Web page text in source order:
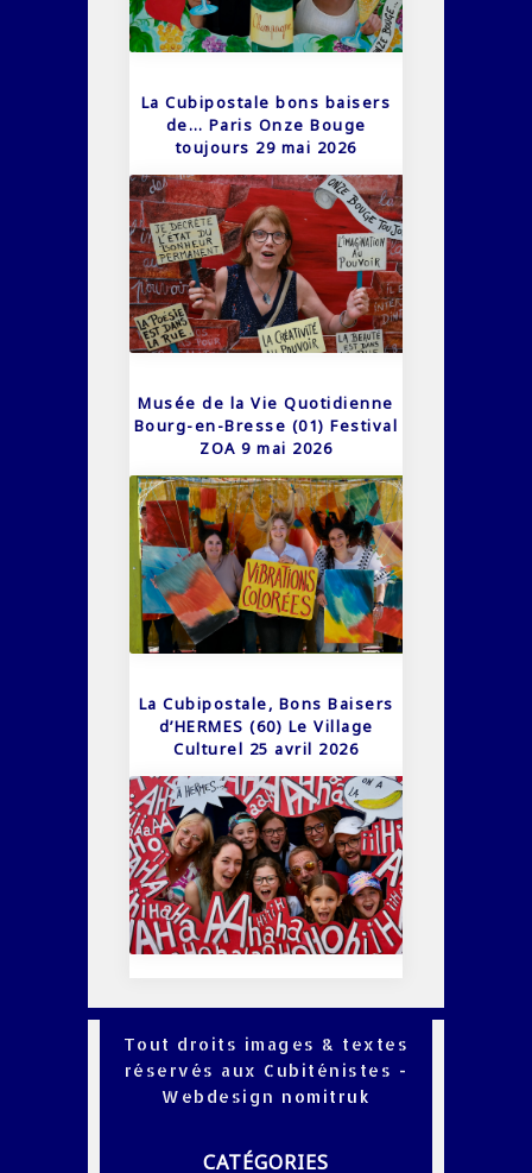
La Cubipostale bons baisers
de… Paris Onze Bouge
toujours 29 mai 2026
Musée de la Vie Quotidienne
Bourg-en-Bresse (01) Festival
ZOA 9 mai 2026
La Cubipostale, Bons Baisers
d’HERMES (60) Le Village
Culturel 25 avril 2026
Tout droits images & textes
réservés aux Cubiténistes -
Webdesign nomitruk
CATÉGORIES